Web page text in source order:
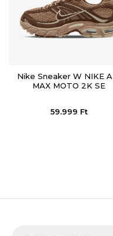
Nike Sneaker W NIKE
MAX MOTO 2K SE
59.999 Ft